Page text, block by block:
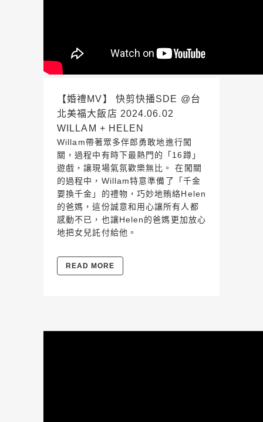
【婚禮MV】 快剪快播SDE @台
北美福大飯店 2024.06.02
WILLAM + HELEN
Willam帶著眾多伴郎勇敢地進行闖
關，過程中有時下最熱門的「16蹲」
遊戲，讓現場氣氛歡樂無比。 在闖關
的過程中，Willam特意準備了「千金
要換千金」的禮物，巧妙地賄絡Helen
的爸媽，這份誠意和用心讓所有人都
感動不已，也讓Helen的爸媽更加放心
地把女兒託付給他。
READ MORE